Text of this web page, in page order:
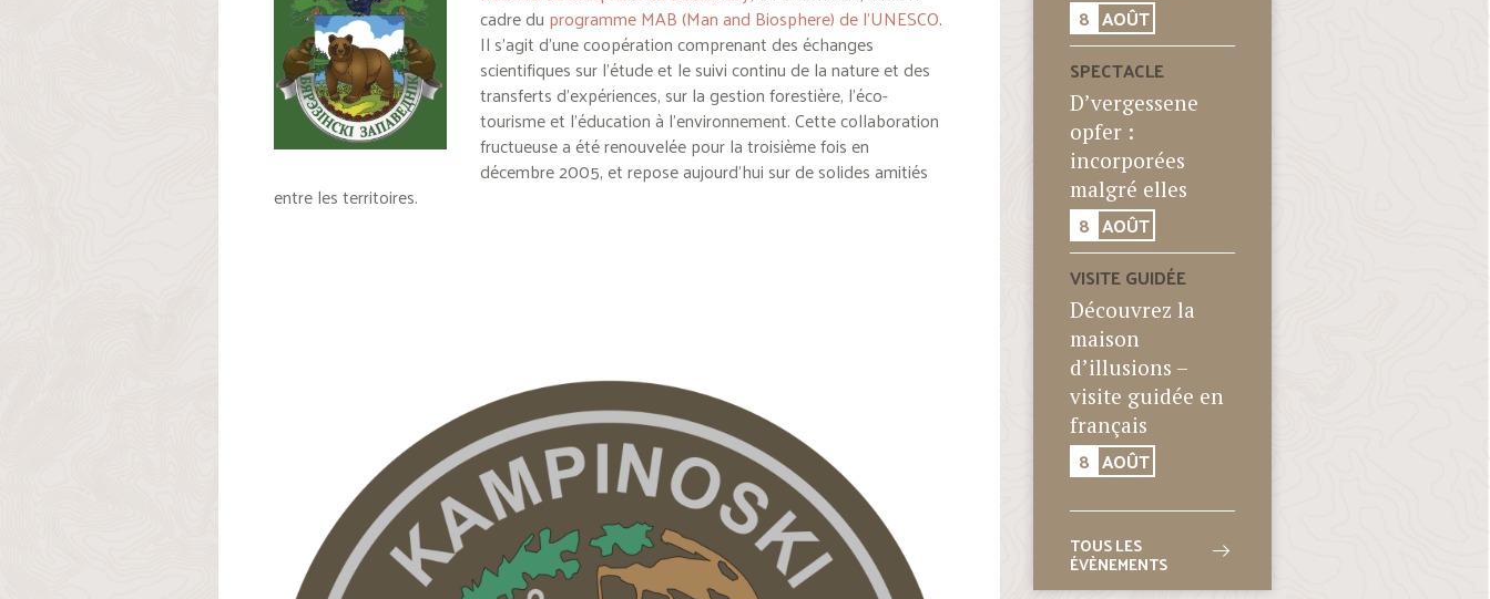
cadre du programme MAB (Man and Biosphere) de l’UNESCO.
Il s’agit d’une coopération comprenant des échanges
scientifiques sur l’étude et le suivi continu de la nature et des
transferts d’expériences, sur la gestion forestière, l’éco-
tourisme et l’éducation à l’environnement. Cette collaboration
fructueuse a été renouvelée pour la troisième fois en
décembre 2005, et repose aujourd’hui sur de solides amitiés
entre les territoires.
8 AOÛT
SPECTACLE
D’vergessene
opfer :
incorporées
malgré elles
8 AOÛT
VISITE GUIDÉE
Découvrez la
maison
d’illusions –
visite guidée en
français
8 AOÛT
TOUS LES
ÉVÈNEMENTS